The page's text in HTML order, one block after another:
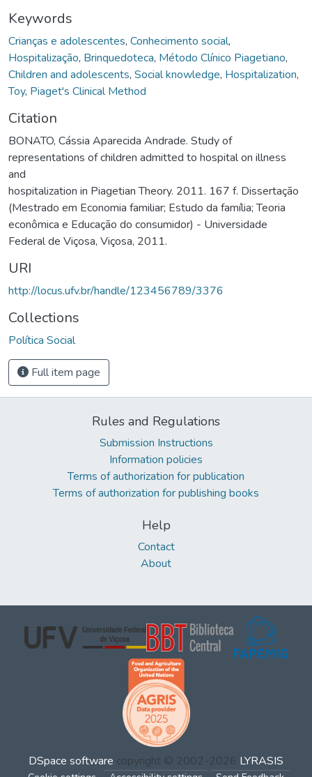
Keywords
Crianças e adolescentes, Conhecimento social,
Hospitalização, Brinquedoteca, Método Clínico Piagetiano,
Children and adolescents, Social knowledge, Hospitalization,
Toy, Piaget's Clinical Method
Citation
BONATO, Cássia Aparecida Andrade. Study of
representations of children admitted to hospital on illness
and
hospitalization in Piagetian Theory. 2011. 167 f. Dissertação
(Mestrado em Economia familiar; Estudo da família; Teoria
econômica e Educação do consumidor) - Universidade
Federal de Viçosa, Viçosa, 2011.
URI
http://locus.ufv.br/handle/123456789/3376
Collections
Política Social
Full item page
Rules and Regulations
Submission Instructions
Information policies
Terms of authorization for publication
Terms of authorization for publishing books
Help
Contact
About
DSpace software copyright © 2002-2026 LYRASIS